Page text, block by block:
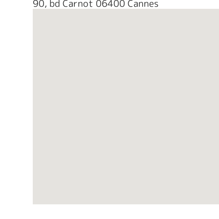
90, bd Carnot 06400 Cannes